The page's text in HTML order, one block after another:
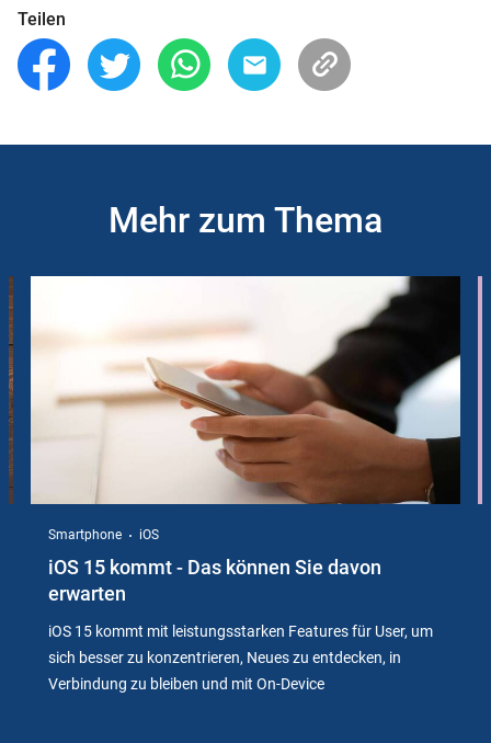
Teilen
Mehr zum Thema
Smartphone iOS
iOS 15 kommt - Das können Sie davon
erwarten
iOS 15 kommt mit leistungsstarken Features für User, um
sich besser zu konzentrieren, Neues zu entdecken, in
Verbindung zu bleiben und mit On-Device